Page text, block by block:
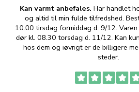
Kan varmt anbefales. Har handlet
og altid til min fulde tilfredshed.
10.00 tirsdag formiddag d. 9/12.
dør kl. 08.30 torsdag d. 11/12. Kan
hos dem og iøvrigt er de billigere
steder.